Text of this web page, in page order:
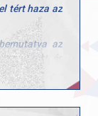
tért haza az
az
nyújtott, és
ezen a